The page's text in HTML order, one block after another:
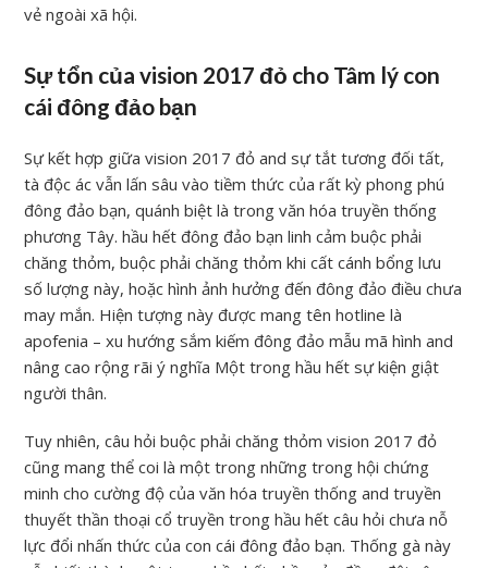
vẻ ngoài xã hội.
Sự tổn của vision 2017 đỏ cho Tâm lý con
cái đông đảo bạn
Sự kết hợp giữa vision 2017 đỏ and sự tắt tương đối tất,
tà độc ác vẫn lấn sâu vào tiềm thức của rất kỳ phong phú
đông đảo bạn, quánh biệt là trong văn hóa truyền thống
phương Tây. hầu hết đông đảo bạn linh cảm buộc phải
chăng thỏm, buộc phải chăng thỏm khi cất cánh bổng lưu
số lượng này, hoặc hình ảnh hưởng đến đông đảo điều chưa
may mắn. Hiện tượng này được mang tên hotline là
apofenia – xu hướng sắm kiếm đông đảo mẫu mã hình and
nâng cao rộng rãi ý nghĩa Một trong hầu hết sự kiện giật
người thân.
Tuy nhiên, câu hỏi buộc phải chăng thỏm vision 2017 đỏ
cũng mang thể coi là một trong những trong hội chứng
minh cho cường độ của văn hóa truyền thống and truyền
thuyết thần thoại cổ truyền trong hầu hết câu hỏi chưa nỗ
lực đổi nhấn thức của con cái đông đảo bạn. Thống gà này